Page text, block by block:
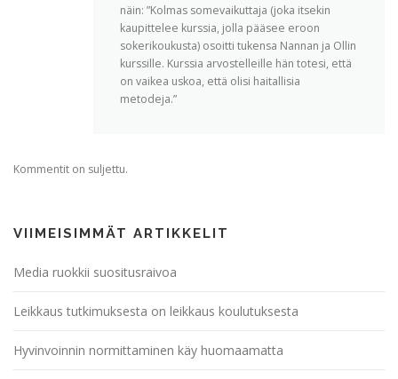
näin: ”Kolmas somevaikuttaja (joka itsekin
kaupittelee kurssia, jolla pääsee eroon
sokerikoukusta) osoitti tukensa Nannan ja Ollin
kurssille. Kurssia arvostelleille hän totesi, että
on vaikea uskoa, että olisi haitallisia
metodeja.”
Kommentit on suljettu.
VIIMEISIMMÄT ARTIKKELIT
Media ruokkii suositusraivoa
Leikkaus tutkimuksesta on leikkaus koulutuksesta
Hyvinvoinnin normittaminen käy huomaamatta